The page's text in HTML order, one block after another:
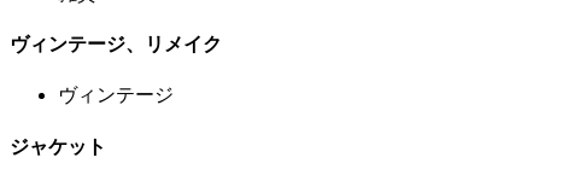
ヴィンテージ、リメイク
ヴィンテージ
ジャケット